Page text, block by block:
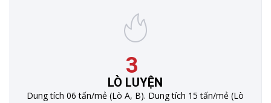
3
LÒ LUYỆN
Dung tích 06 tấn/mẻ (Lò A, B). Dung tích 15 tấn/mẻ (Lò